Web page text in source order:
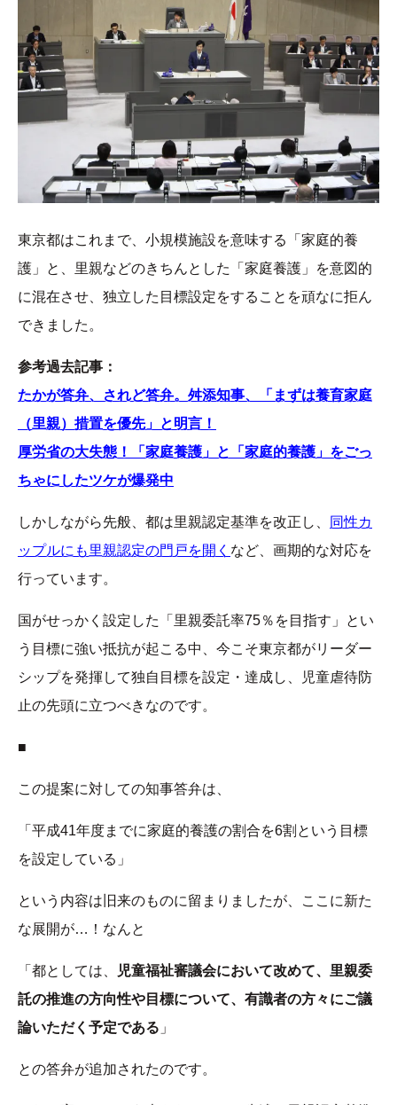
東京都はこれまで、小規模施設を意味する「家庭的養
護」と、里親などのきちんとした「家庭養護」を意図的
に混在させ、独立した目標設定をすることを頑なに拒ん
できました。
参考過去記事：
たかが答弁、されど答弁。舛添知事、「まずは養育家庭
（里親）措置を優先」と明言！
厚労省の大失態！「家庭養護」と「家庭的養護」をごっ
ちゃにしたツケが爆発中
しかしながら先般、都は里親認定基準を改正し、
同性カ
ップルにも里親認定の門戸を開く など、画期的な対応を
行っています。
国がせっかく設定した「里親委託率75％を目指す」とい
う目標に強い抵抗が起こる中、今こそ東京都がリーダー
シップを発揮して独自目標を設定・達成し、児童虐待防
止の先頭に立つべきなのです。
■
この提案に対しての知事答弁は、
「平成41年度までに家庭的養護の割合を6割という目標
を設定している」
という内容は旧来のものに留まりましたが、ここに新た
な展開が…！なんと
「都としては、
児童福祉審議会において改めて、里親委
託の推進の方向性や目標について、有識者の方々にご議
論いただく予定である 」
との答弁が追加されたのです。